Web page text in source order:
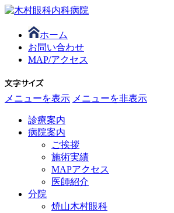
ホーム
お問い合わせ
MAP/アクセス
メニューを表示 メニューを非表示
診療案内
病院案内
ご挨拶
施術実績
MAPアクセス
医師紹介
分院
焼山木村眼科